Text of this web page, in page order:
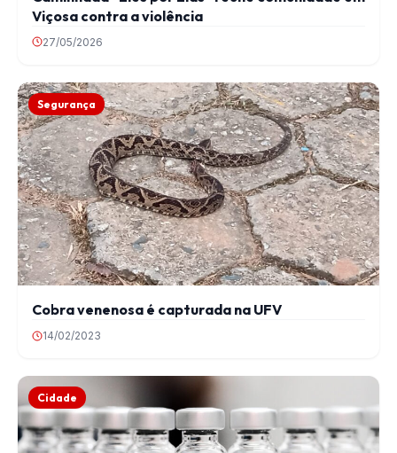
Viçosa contra a violência
27/05/2026
Segurança
Cobra venenosa é capturada na UFV
14/02/2023
Cidade